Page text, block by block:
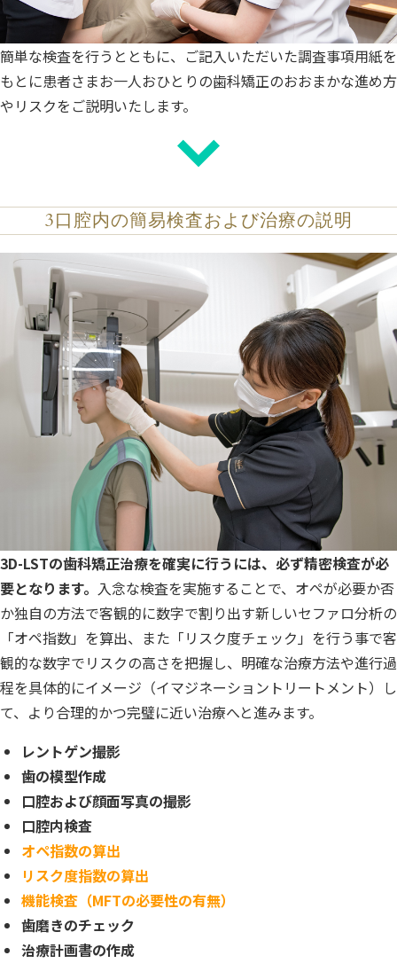
簡単な検査を行うとともに、ご記入いただいた調査事項用紙を
もとに患者さまお一人おひとりの歯科矯正のおおまかな進め方
やリスクをご説明いたします。
3口腔内の簡易検査および治療の説明
3D-LSTの歯科矯正治療を確実に行うには、必ず精密検査が必
要となります。 入念な検査を実施することで、オペが必要か否
か独自の方法で客観的に数字で割り出す新しいセファロ分析の
「オペ指数」を算出、また「リスク度チェック」を行う事で客
観的な数字でリスクの高さを把握し、明確な治療方法や進行過
程を具体的にイメージ（イマジネーショントリートメント）し
て、より合理的かつ完璧に近い治療へと進みます。
レントゲン撮影
歯の模型作成
口腔および顔面写真の撮影
口腔内検査
オペ指数の算出
リスク度指数の算出
機能検査（MFTの必要性の有無）
歯磨きのチェック
治療計画書の作成